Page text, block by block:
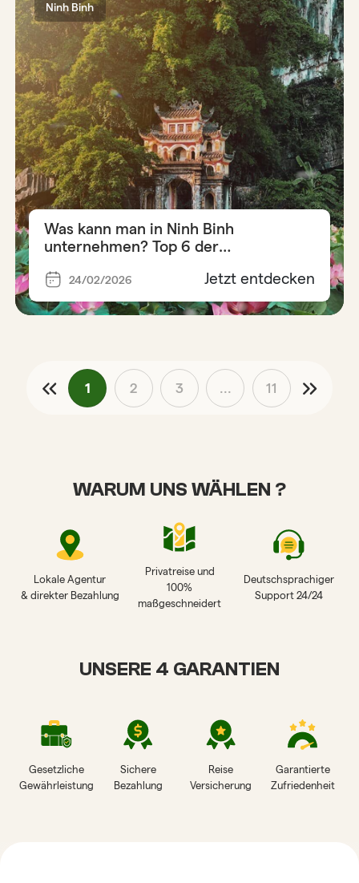
Ninh Binh
Was kann man in Ninh Binh
unternehmen? Top 6 der
24/02/2026 Jetzt entdecken
1 2 3 ... 11
WARUM UNS WÄHLEN ?
Lokale Agentur
& direkter Bezahlung
Privatreise und
100%
maßgeschneidert
Deutschsprachiger
Support 24/24
UNSERE 4 GARANTIEN
Gesetzliche
Gewährleistung
Sichere
Bezahlung
Reise
Versicherung
Garantierte
Zufriedenheit